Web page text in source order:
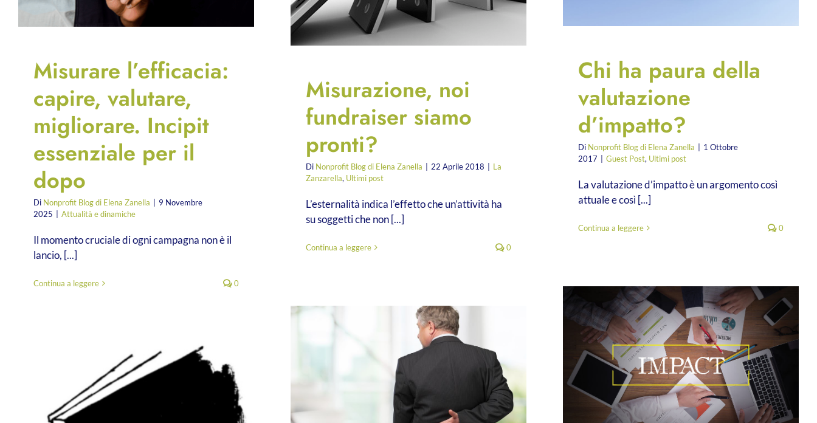
Misurare l’efficacia:
capire, valutare,
migliorare. Incipit
essenziale per il
dopo
Di Nonprofit Blog di Elena Zanella
9 Novembre
2025
Attualità e dinamiche
Il momento cruciale di ogni campagna non è il
lancio, [...]
Continua a leggere 0
Misurazione, noi
fundraiser siamo
pronti?
Di Nonprofit Blog di Elena Zanella 22 Aprile 2018
La
Zanzarella, Ultimi post
L’esternalità indica l’effetto che un’attività ha
su soggetti che non [...]
Continua a leggere 0
Chi ha paura della
valutazione
d’impatto?
Di Nonprofit Blog di Elena Zanella
1 Ottobre
2017
Guest Post, Ultimi post
La valutazione d’impatto è un argomento così
attuale e così [...]
Continua a leggere 0